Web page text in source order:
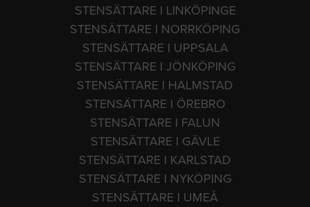
STENSÄTTARE I LINKÖPINGE
STENSÄTTARE I NORRKÖPING
STENSÄTTARE I UPPSALA
STENSÄTTARE I JÖNKÖPING
STENSÄTTARE I HALMSTAD
STENSÄTTARE I ÖREBRO
STENSÄTTARE I FALUN
STENSÄTTARE I GÄVLE
STENSÄTTARE I KARLSTAD
STENSÄTTARE I NYKÖPING
STENSÄTTARE I UMEÅ